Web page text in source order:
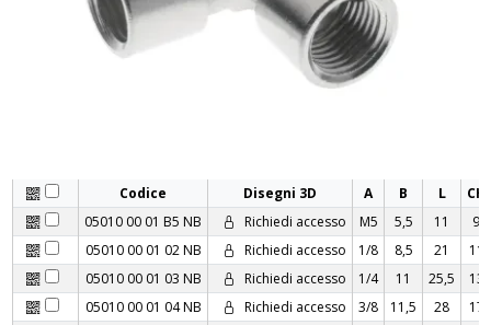
Codice Disegni 3D A B L
CH
05010 00 01 B5 NB
Richiedi accesso M5 5,5 11
9
05010 00 01 02 NB
Richiedi accesso 1/8 8,5 21
11
05010 00 01 03 NB
Richiedi accesso 1/4 11 25,5
13
05010 00 01 04 NB
Richiedi accesso 3/8 11,5 28
17